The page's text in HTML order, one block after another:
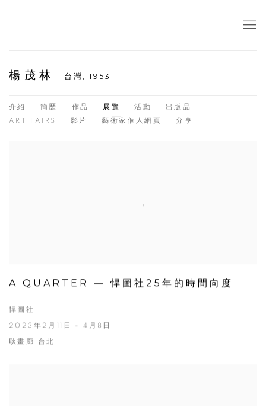
楊茂林 台灣, 1953
介紹 簡歷 作品 展覽 活動
出版品
ART FAIRS
影片 藝術家個人網頁 分享
A QUARTER — 悍圖社25年的時間向度
悍圖社
2023年2月11日 - 4月8日
耿畫廊 台北